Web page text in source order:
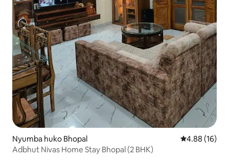
Nyumba huko Bhopal Ukadiriaji wa
4.88 (16)
Adbhut Nivas Home Stay Bhopal (2 BHK)